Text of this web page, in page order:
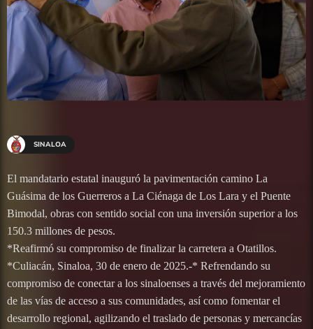
SINALOA
El mandatario estatal inauguró la pavimentación camino La
Guásima de los Guerreros a La Ciénaga de Los Lara y el Puente
Bimodal, obras con sentido social con una inversión superior a los
150.3 millones de pesos.
*Reafirmó su compromiso de finalizar la carretera a Otatillos.
*Culiacán, Sinaloa, 30 de enero de 2025.-* Refrendando su
compromiso de conectar a los sinaloenses a través del mejoramiento
de las vías de acceso a sus comunidades, así como fomentar el
desarrollo regional, agilizando el traslado de personas y mercancías